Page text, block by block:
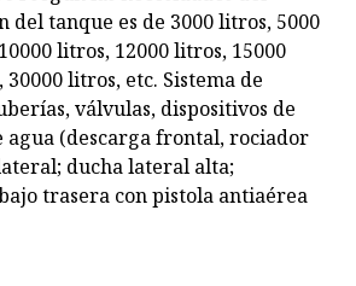
del tanque es de 3000 litros, 5000
litros, 12000 litros, 15000
litros, etc. Sistema de
válvulas, dispositivos de
agua (descarga frontal, rociador
ducha lateral alta;
trasera con pistola antiaérea